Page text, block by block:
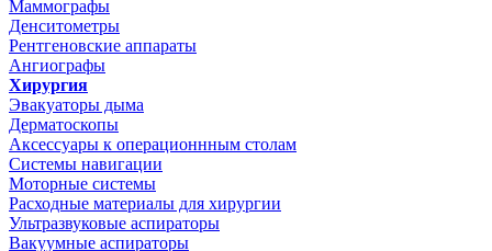
Маммографы
Денситометры
Рентгеновские аппараты
Ангиографы
Хирургия
Эвакуаторы дыма
Дерматоскопы
Аксессуары к операционнным столам
Системы навигации
Моторные системы
Расходные материалы для хирургии
Ультразвуковые аспираторы
Вакуумные аспираторы